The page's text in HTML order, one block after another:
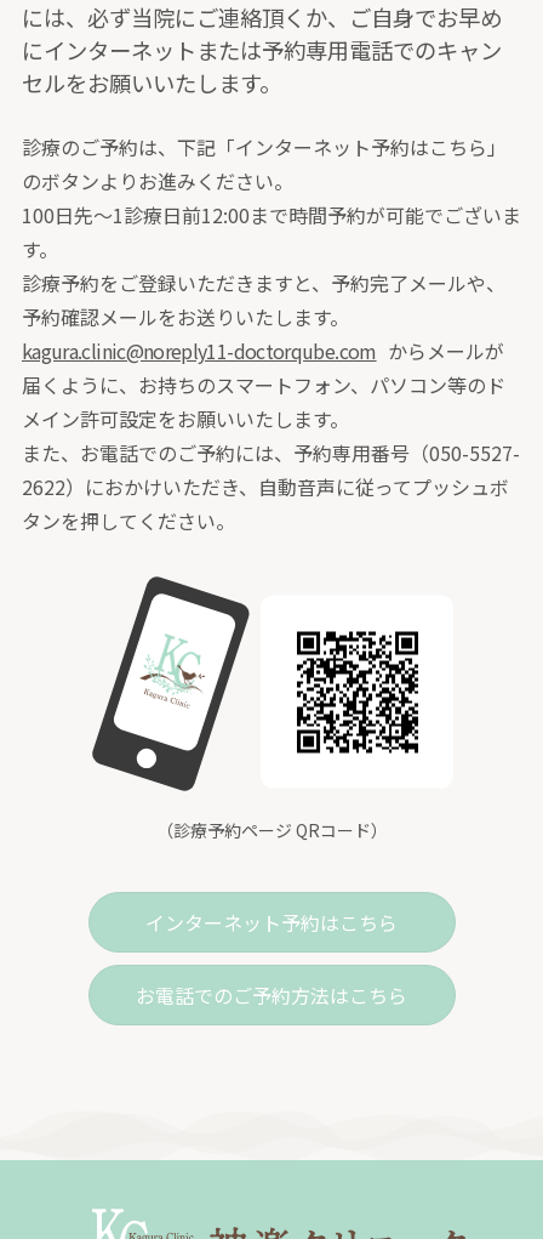
には、必ず当院にご連絡頂くか、ご自身でお早め
にインターネットまたは予約専用電話でのキャン
セルをお願いいたします。
診療のご予約は、下記「インターネット予約はこちら」
のボタンよりお進みください。
100日先～1診療日前12:00まで時間予約が可能でございま
す。
診療予約をご登録いただきますと、予約完了メールや、
予約確認メールをお送りいたします。
kagura.clinic@noreply11-doctorqube.com からメールが
届くように、お持ちのスマートフォン、パソコン等の ド
メイン許可設定をお願いいたします。
また、お電話でのご予約には、予約専用番号（050-5527-
2622） におかけいただき、自動音声に従ってプッシュボ
タンを押してください。
（診療予約ページ QRコード）
インターネット予約はこちら
お電話でのご予約方法はこちら